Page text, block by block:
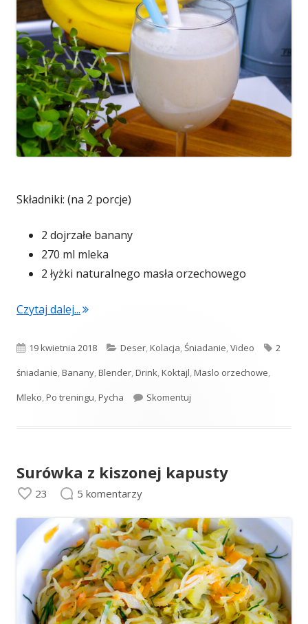
Składniki: (na 2 porcje)
2 dojrzałe banany
270 ml mleka
2 łyżki naturalnego masła orzechowego
Czytaj dalej..."Koktajl bananowy z masłem orzechowym
Opublikowano
19 kwietnia 2018 Kategorie
Deser,Kolacja,Śniadanie,Video Tagi
2
śniadanie,Banany,Blender,Drink,Koktajl,Maslo orzechowe,
Mleko,Po treningu,Pycha Skomentuj
Surówka z kiszonej kapusty
23 5 komentarzy